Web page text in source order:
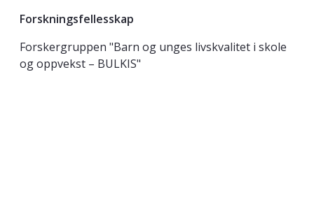
Forskningsfellesskap
Forskergruppen "Barn og unges livskvalitet i skole
og oppvekst – BULKIS"